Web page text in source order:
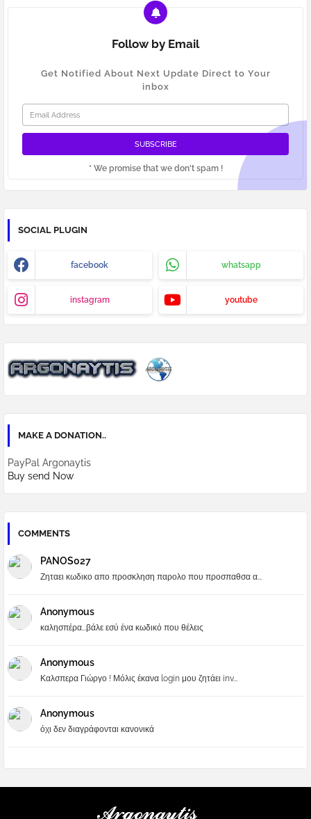
Follow by Email
Get Notified About Next Update Direct to Your
inbox
* We promise that we don't spam !
SOCIAL PLUGIN
facebook whatsapp
instagram youtube
MAKE A DONATION..
PayPal Argonaytis
Buy send Now
COMMENTS
PANOS027
Ζηταει κωδικο απο προσκληση παρολο που προσπαθσα α...
Anonymous
καλησπέρα...βάλε εσύ ένα κωδικό που θέλεις
Anonymous
Καλσπερα Γιώργο ! Μόλις έκανα login μου ζητάει inv...
Anonymous
όχι δεν διαγράφονται κανονικά